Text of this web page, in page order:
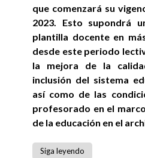
que comenzará su
2023. Esto supondrá
plantilla docente en
desde este periodo
la mejora de la
inclusión del sistema
así como de las
profesorado en el
de la educación en el
Siga leyendo